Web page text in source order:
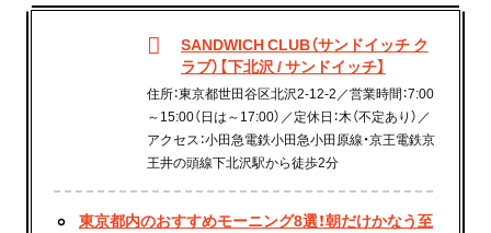
SANDWICH CLUB（サンドイッチ ク
ラブ）【下北沢 / サンドイッチ】
住所：東京都世田谷区北沢2-12-2／営業時間：7:00
～15:00（日は～17:00）／定休日：木（不定あり）／
アクセス：小田急電鉄小田急小田原線・京王電鉄京
王井の頭線下北沢駅から徒歩2分
東京都内のおすすめモーニング8選！朝だけかなう至